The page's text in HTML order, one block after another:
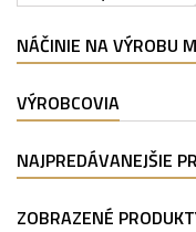
NÁČINIE NA VÝROBU
VÝROBCOVIA
NAJPREDÁVANEJŠIE
ZOBRAZENÉ